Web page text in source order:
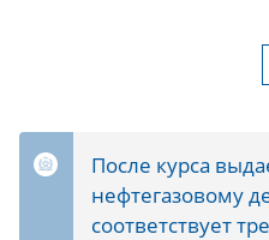
После курса
нефтегазовому
соответствует